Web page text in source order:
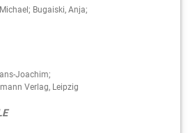
Bugaiski, Anja;
Joachim;
Verlag, Leipzig